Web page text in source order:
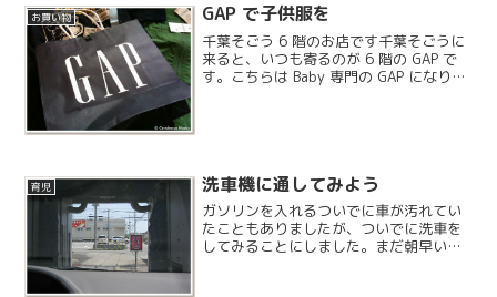
お買い物 GAP で子供服を
千葉そごう 6 階のお店です千葉そごうに
来ると、いつも寄るのが 6 階の GAP で
す。こちらは Baby 専門の GAP になりま
育児 洗車機に通してみよう
ガソリンを入れるついでに車が汚れてい
たこともありましたが、ついでに洗車を
してみることにしました。まだ朝早いの